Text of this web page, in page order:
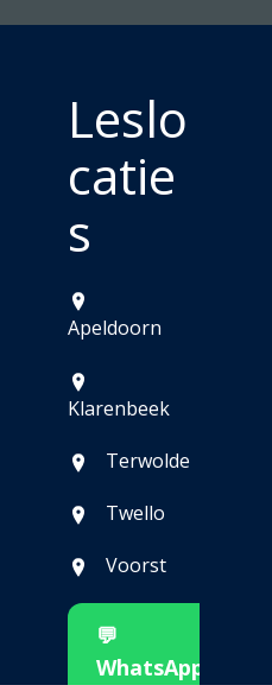
Leslo
catie
s
Apeldoorn
Klarenbeek
Terwolde
Twello
Voorst
💬
WhatsApp